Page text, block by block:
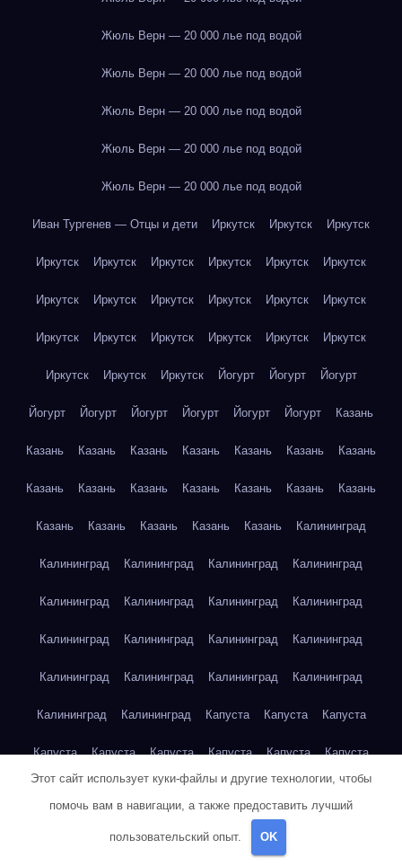
Жюль Верн — 20 000 лье под водой
Жюль Верн — 20 000 лье под водой
Жюль Верн — 20 000 лье под водой
Жюль Верн — 20 000 лье под водой
Жюль Верн — 20 000 лье под водой
Иван Тургенев — Отцы и дети Иркутск Иркутск Иркутск
Иркутск Иркутск Иркутск Иркутск Иркутск Иркутск
Иркутск Иркутск Иркутск Иркутск Иркутск Иркутск
Иркутск Иркутск Иркутск Иркутск Иркутск Иркутск
Иркутск Иркутск Иркутск Йогурт Йогурт Йогурт
Йогурт Йогурт Йогурт Йогурт Йогурт Йогурт Казань
Казань Казань Казань Казань Казань Казань Казань
Казань Казань Казань Казань Казань Казань Казань
Казань Казань Казань Казань Казань Калининград
Калининград Калининград Калининград Калининград
Калининград Калининград Калининград Калининград
Калининград Калининград Калининград Калининград
Калининград Калининград Калининград Калининград
Калининград Калининград Капуста Капуста Капуста
Капуста Капуста Капуста Капуста Капуста Капуста
Этот сайт использует куки-файлы и другие технологии, чтобы
помочь вам в навигации, а также предоставить лучший
пользовательский опыт. OK